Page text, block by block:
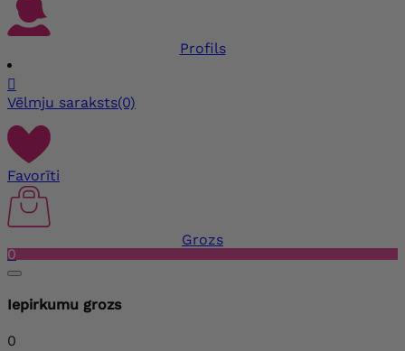
Profils

Vēlmju saraksts(0)
Favorīti
Grozs
0
Iepirkumu grozs
0